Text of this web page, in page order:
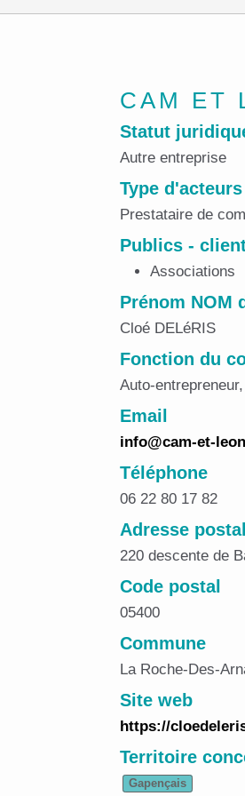
CAM ET
Statut
Autre entreprise
Type d'acteurs
Prestataire de
Publics -
Associations
Prénom NOM
Cloé DELéRIS
Fonction du
Auto-
Email
info@cam-et-
Téléphone
06 22 80 17 82
Adresse
220 descente de
Code postal
05400
Commune
La Roche-Des-
Site web
https://
Territoire
Gapençais